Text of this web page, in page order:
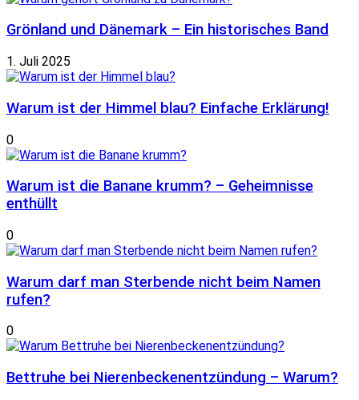
Grönland und Dänemark – Ein historisches Band
1. Juli 2025
Warum ist der Himmel blau? Einfache Erklärung!
0
Warum ist die Banane krumm? – Geheimnisse
enthüllt
0
Warum darf man Sterbende nicht beim Namen
rufen?
0
Bettruhe bei Nierenbeckenentzündung – Warum?